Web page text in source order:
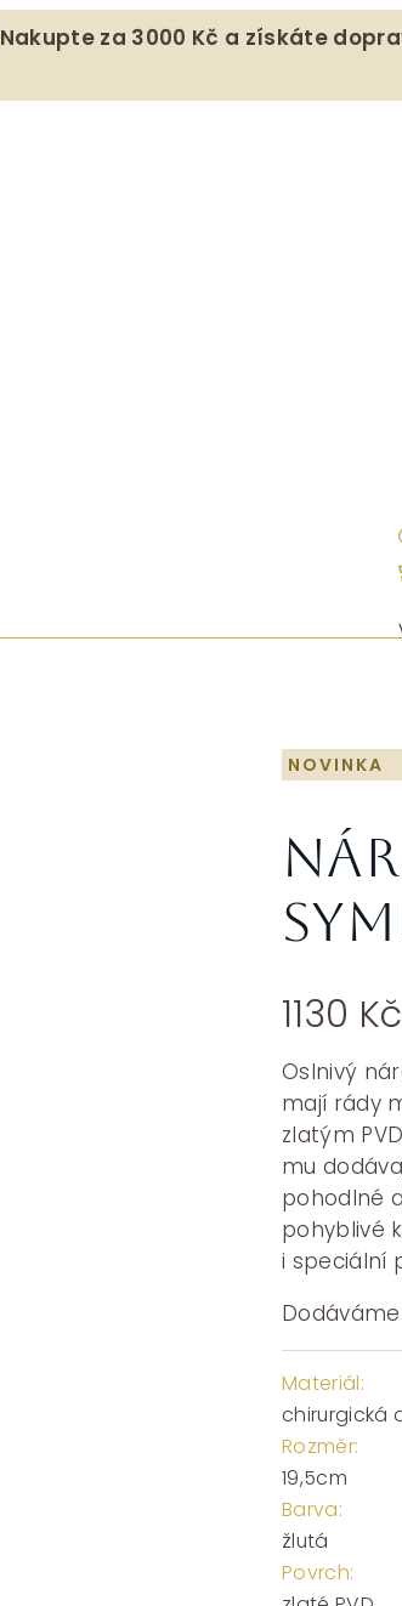
Nakupte za 3000 Kč a získáte
NOVINKA
1130 Kč
Oslnivý
mají rády
zlatým
mu
pohodlné
pohyblivé
i speciální
Materiál:
chirurgická
Rozměr:
19,5cm
Barva:
žlutá
Povrch: